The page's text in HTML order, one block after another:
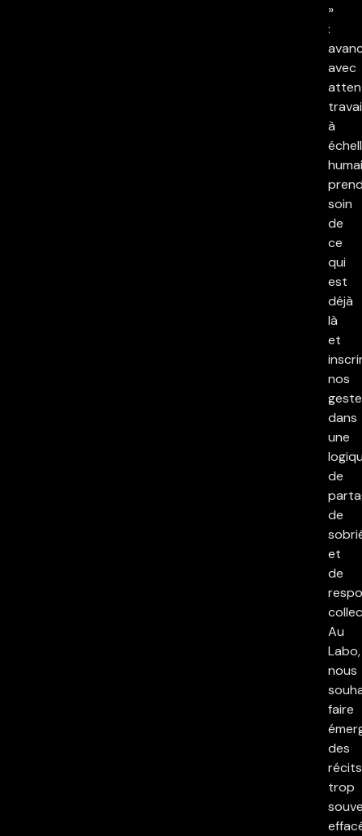
»
:
avec
à
soin
de
ce
qui
est
déjà
là
et
nos
dans
une
de
de
et
de
Au
Labo,
nous
faire
des
récits
trop